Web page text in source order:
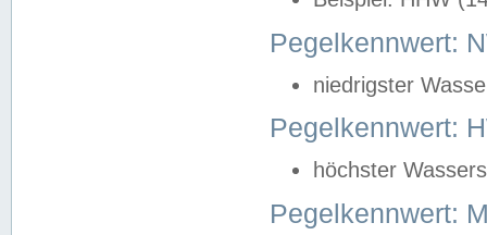
Pegelkennwert:
niedrigster
Pegelkennwert:
höchster
Pegelkennwert: